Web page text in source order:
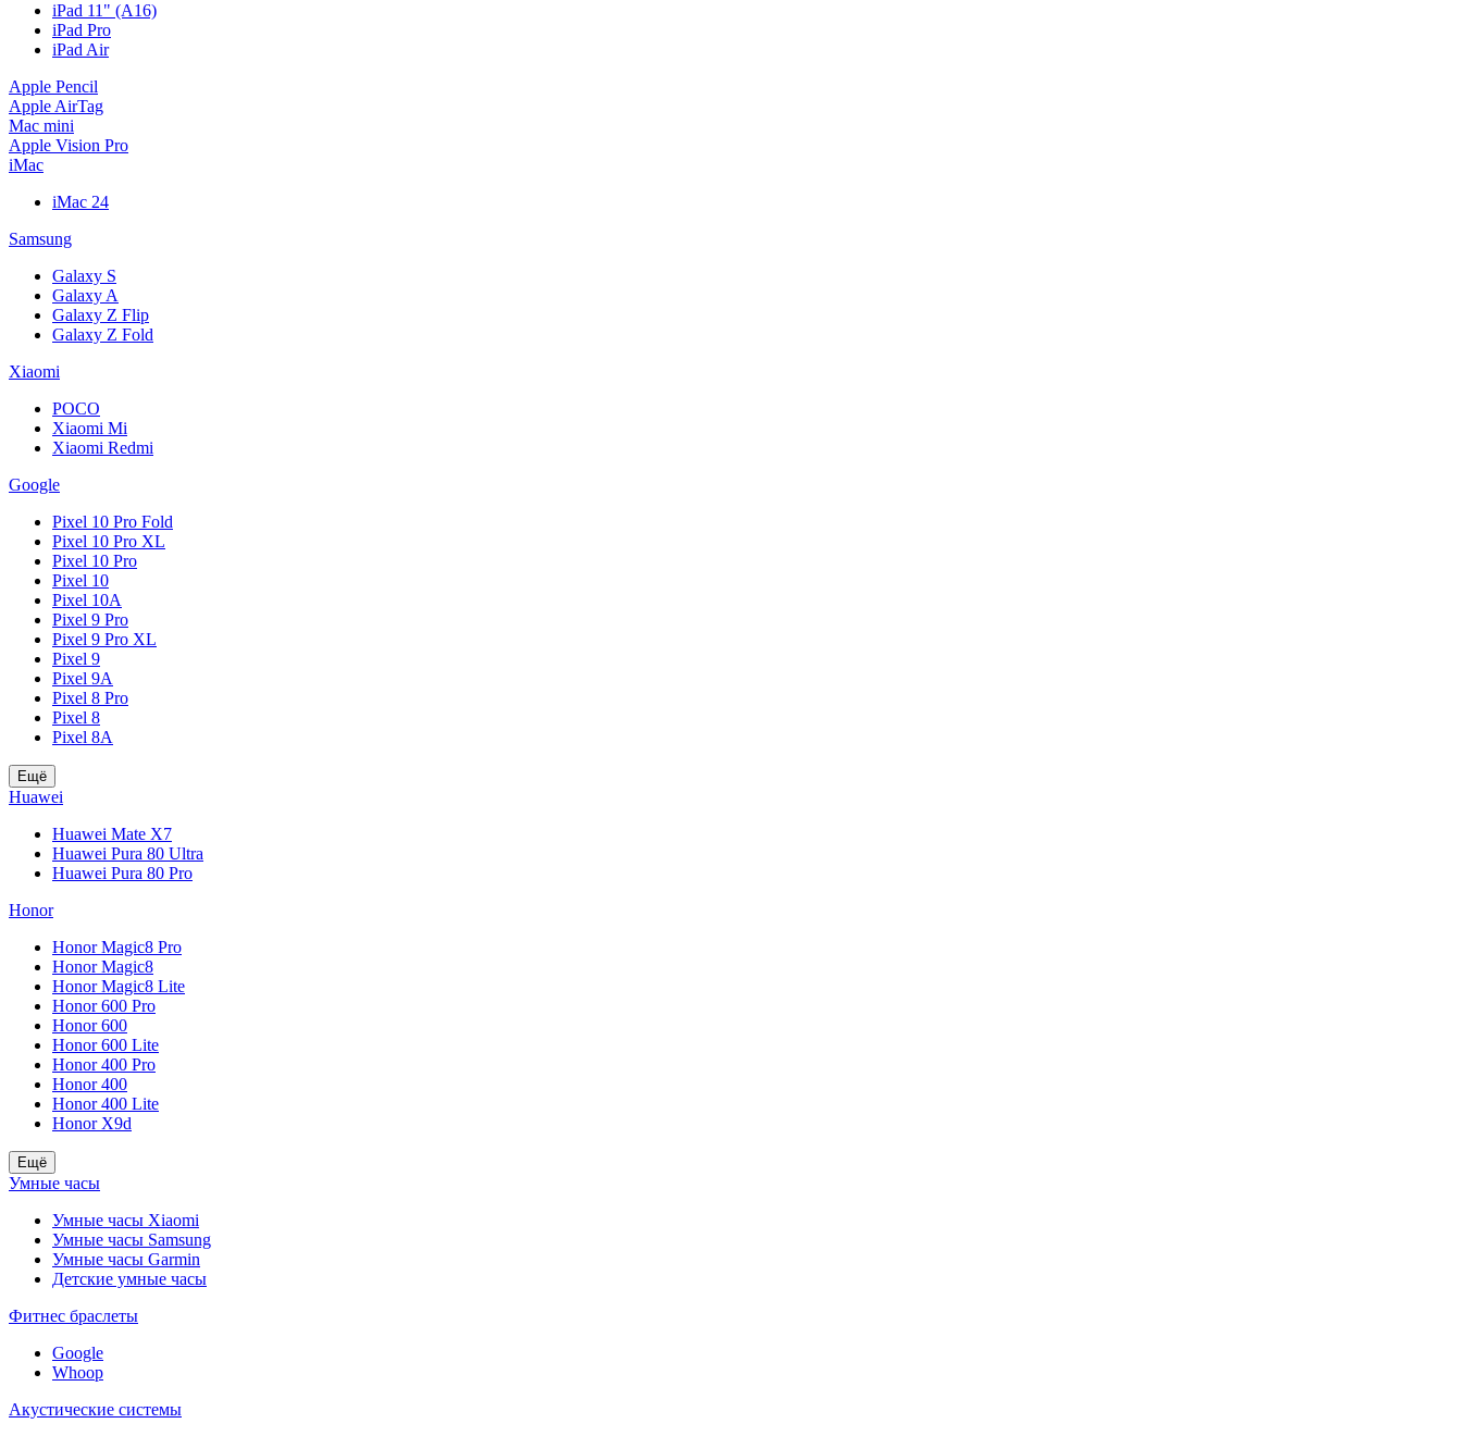
iPad 11" (A16)
iPad Pro
iPad Air
Apple Pencil
Apple AirTag
Mac mini
Apple Vision Pro
iMac
iMac 24
Samsung
Galaxy S
Galaxy A
Galaxy Z Flip
Galaxy Z Fold
Xiaomi
POCO
Xiaomi Mi
Xiaomi Redmi
Google
Pixel 10 Pro Fold
Pixel 10 Pro XL
Pixel 10 Pro
Pixel 10
Pixel 10A
Pixel 9 Pro
Pixel 9 Pro XL
Pixel 9
Pixel 9A
Pixel 8 Pro
Pixel 8
Pixel 8A
Ещё
Huawei
Huawei Mate X7
Huawei Pura 80 Ultra
Huawei Pura 80 Pro
Honor
Honor Magic8 Pro
Honor Magic8
Honor Magic8 Lite
Honor 600 Pro
Honor 600
Honor 600 Lite
Honor 400 Pro
Honor 400
Honor 400 Lite
Honor X9d
Ещё
Умные часы
Умные часы Xiaomi
Умные часы Samsung
Умные часы Garmin
Детские умные часы
Фитнес браслеты
Google
Whoop
Акустические системы